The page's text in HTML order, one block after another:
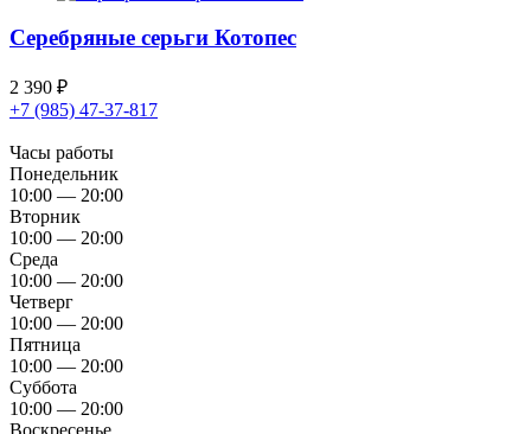
Серебряные серьги Котопес
2 390 ₽
+7 (985) 47-37-817
Часы работы
Понедельник
10:00 — 20:00
Вторник
10:00 — 20:00
Среда
10:00 — 20:00
Четверг
10:00 — 20:00
Пятница
10:00 — 20:00
Суббота
10:00 — 20:00